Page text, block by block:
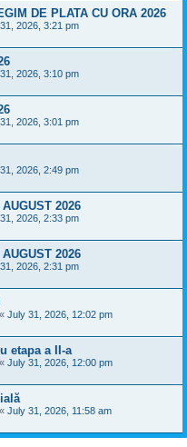
DE PLATA CU ORA 2026
2026, 3:21 pm
2026, 3:10 pm
2026, 3:01 pm
2026, 2:49 pm
2026
2026, 2:33 pm
2026
2026, 2:31 pm
« July 31, 2026, 12:02 pm
etapa a II-a
« July 31, 2026, 12:00 pm
« July 31, 2026, 11:58 am